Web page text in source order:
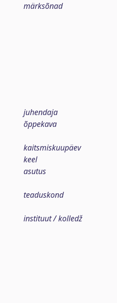
märksõnad
juhendaja
õppekava
kaitsmiskuupäev
keel
asutus
teaduskond
instituut / kolledž